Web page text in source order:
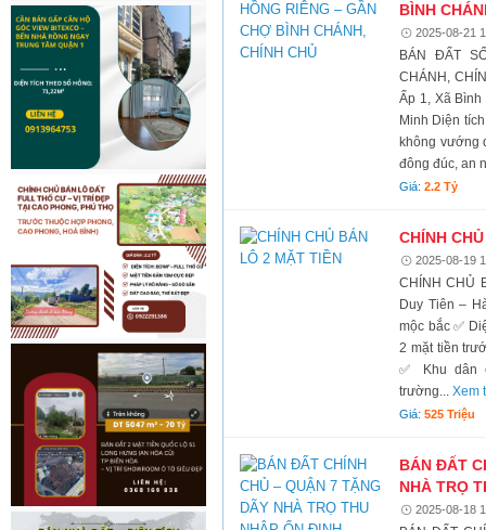
BÌNH
2025-08-21
BÁN ĐẤT
CHÁNH,
Ấp 1, Xã Bình
Minh Diện
không vướng
đông đúc, an
Giá:2.2 Tỷ
CHÍNH
2025-08-19
CHÍNH CHỦ
Duy Tiên –
mộc bắc ✅
2 mặt tiền
✅ Khu dân
trường...Xem
Giá:525 Triệu
BÁN ĐẤT
NHÀ TRỌ
2025-08-18